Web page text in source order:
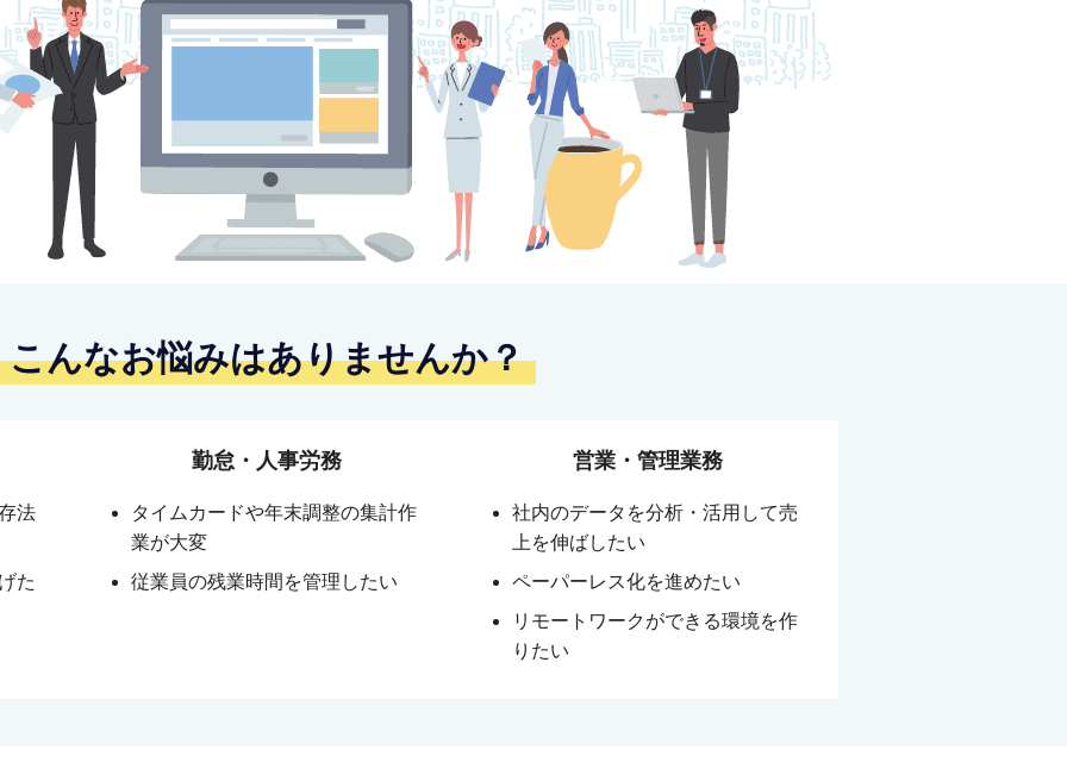
ログイン
外為WEBサービス Kochi Big Advance
ログイン
こんなお悩みはありませんか？
法
た
勤怠・人事労務
タイムカードや年末調整の集計作
業が大変
従業員の残業時間を管理したい
営業・管理業務
社内のデータを分析・活用して売
上を伸ばしたい
ペーパーレス化を進めたい
リモートワークができる環境を作
りたい